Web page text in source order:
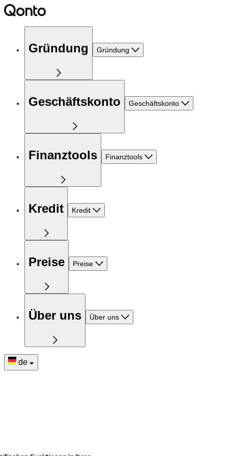
Gründung Gründung
Geschäftskonto Geschäftskonto
Finanztools Finanztools
Kredit Kredit
Preise Preise
Über uns Über uns
de